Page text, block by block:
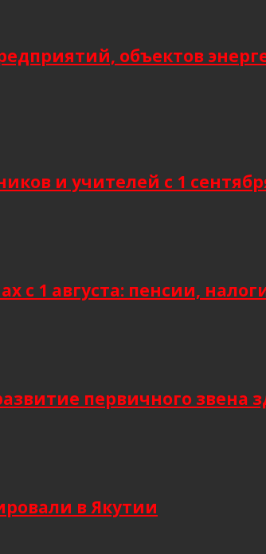
объектов
и учителей с 1
с 1 августа: пенсии,
первичного звена
в Якутии